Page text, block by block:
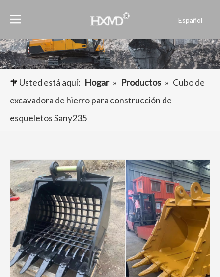
Español
العربية
Français
Usted está aquí: Hogar » Productos » Cubo de
excavadora de hierro para construcción de
esqueletos Sany235